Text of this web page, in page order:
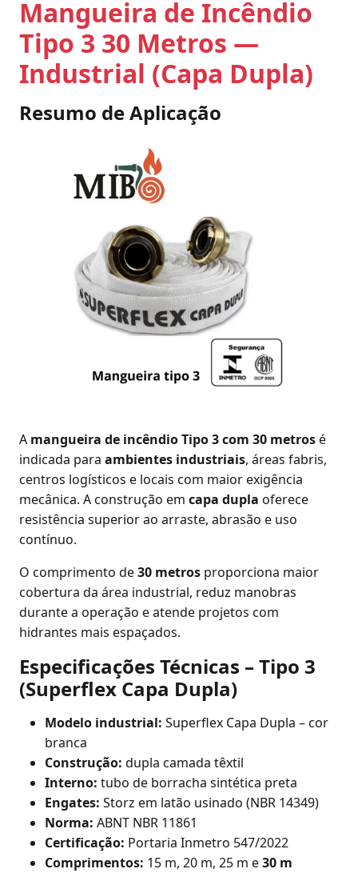
Mangueira de Incêndio
Tipo 3 30 Metros —
Industrial (Capa Dupla)
Resumo de Aplicação
A mangueira de incêndio Tipo 3 com 30 metrosé
indicada para ambientes industriais, áreas fabris,
centros logísticos e locais com maior exigência
mecânica. A construção em capa dupla oferece
resistência superior ao arraste, abrasão e uso
contínuo.
O comprimento de30 metros proporciona maior
cobertura da área industrial, reduz manobras
durante a operação e atende projetos com
hidrantes mais espaçados.
Especificações Técnicas – Tipo 3
(Superflex Capa Dupla)
Modelo industrial: Superflex Capa Dupla – cor
branca
Construção: dupla camada têxtil
Interno: tubo de borracha sintética preta
Engates: Storz em latão usinado (NBR 14349)
Norma: ABNT NBR 11861
Certificação: Portaria Inmetro 547/2022
Comprimentos: 15 m, 20 m, 25 m e30 m